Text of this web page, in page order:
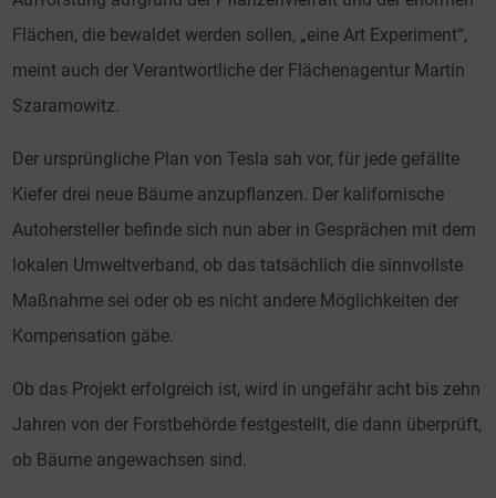
Flächen, die bewaldet werden sollen, „eine Art Experiment“,
meint auch der Verantwortliche der Flächenagentur Martin
Szaramowitz.
Der ursprüngliche Plan von Tesla sah vor, für jede gefällte
Kiefer drei neue Bäume anzupflanzen. Der kalifornische
Autohersteller befinde sich nun aber in Gesprächen mit dem
lokalen Umweltverband, ob das tatsächlich die sinnvollste
Maßnahme sei oder ob es nicht andere Möglichkeiten der
Kompensation gäbe.
Ob das Projekt erfolgreich ist, wird in ungefähr acht bis zehn
Jahren von der Forstbehörde festgestellt, die dann überprüft,
ob Bäume angewachsen sind.